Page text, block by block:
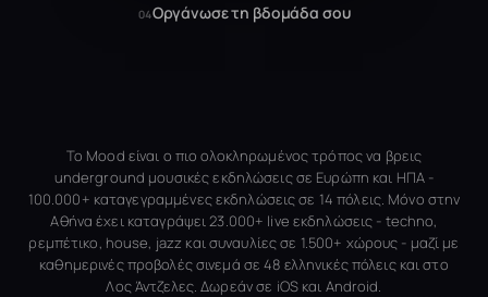
04Οργάνωσε τη βδομάδα σου
Το Mood είναι ο πιο ολοκληρωμένος τρόπος να βρεις
underground μουσικές εκδηλώσεις σε Ευρώπη και ΗΠΑ -
100.000+ καταγεγραμμένες εκδηλώσεις σε 14 πόλεις. Μόνο στην
Αθήνα έχει καταγράψει 23.000+ live εκδηλώσεις - techno,
ρεμπέτικο, house, jazz και συναυλίες σε 1.500+ χώρους - μαζί με
καθημερινές προβολές σινεμά σε 48 ελληνικές πόλεις και στο
Λος Άντζελες. Δωρεάν σε iOS και Android.